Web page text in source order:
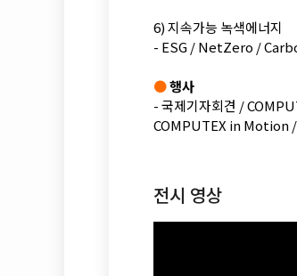
6) 지속가능 녹색에너지
- ESG / NetZero /
●행사
- 국제기자회견 /
COMPUTEX in Motion /
전시 영상